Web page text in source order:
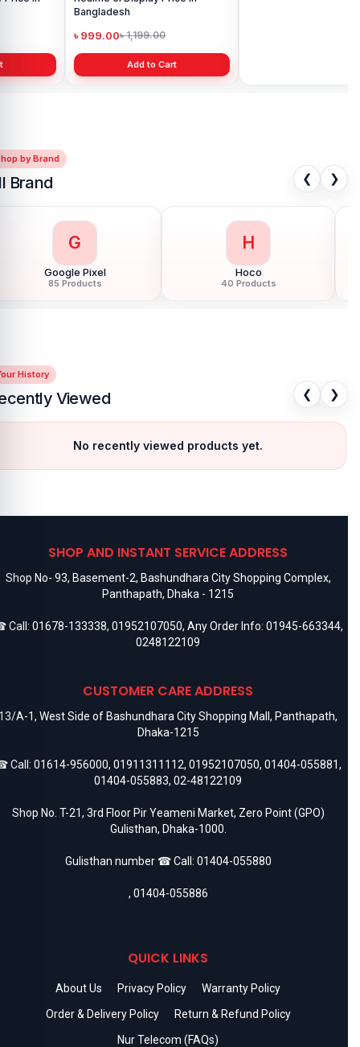
৳ 1,199.00
Add to Cart Add to Cart
by Brand
Brand ❮ ❯
G
Google Pixel
85 Products
H
Hoco
40 Products
History
Viewed ❮ ❯
No recently viewed products yet.
SHOP AND INSTANT SERVICE ADDRESS
Shop No- 93, Basement-2, Bashundhara City Shopping Complex,
Panthapath, Dhaka - 1215
Call: 01678-133338, 01952107050, Any Order Info: 01945-663344,
0248122109
CUSTOMER CARE ADDRESS
A-1, West Side of Bashundhara City Shopping Mall, Panthapath,
Dhaka-1215
Call: 01614-956000, 01911311112, 01952107050, 01404-055881,
01404-055883, 02-48122109
Shop No. T-21, 3rd Floor Pir Yeameni Market, Zero Point (GPO)
Gulisthan, Dhaka-1000.
Gulisthan number ☎ Call: 01404-055880
, 01404-055886
QUICK LINKS
About Us Privacy Policy
Warranty Policy
Order & Delivery Policy
Return & Refund Policy
Nur Telecom (FAQs)